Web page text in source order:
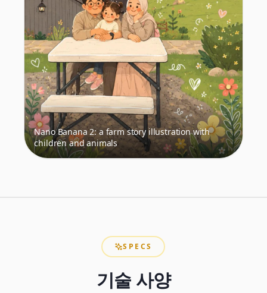
Nano Banana 2: a farm story illustration with
children and animals
SPECS
기술 사양